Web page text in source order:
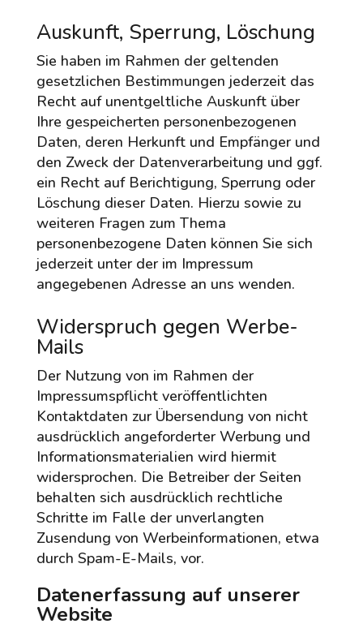
Auskunft, Sperrung, Löschung
Sie haben im Rahmen der geltenden
gesetzlichen Bestimmungen jederzeit das
Recht auf unentgeltliche Auskunft über
Ihre gespeicherten personenbezogenen
Daten, deren Herkunft und Empfänger und
den Zweck der Datenverarbeitung und ggf.
ein Recht auf Berichtigung, Sperrung oder
Löschung dieser Daten. Hierzu sowie zu
weiteren Fragen zum Thema
personenbezogene Daten können Sie sich
jederzeit unter der im Impressum
angegebenen Adresse an uns wenden.
Widerspruch gegen Werbe-
Mails
Der Nutzung von im Rahmen der
Impressumspflicht veröffentlichten
Kontaktdaten zur Übersendung von nicht
ausdrücklich angeforderter Werbung und
Informationsmaterialien wird hiermit
widersprochen. Die Betreiber der Seiten
behalten sich ausdrücklich rechtliche
Schritte im Falle der unverlangten
Zusendung von Werbeinformationen, etwa
durch Spam-E-Mails, vor.
Datenerfassung auf unserer
Website